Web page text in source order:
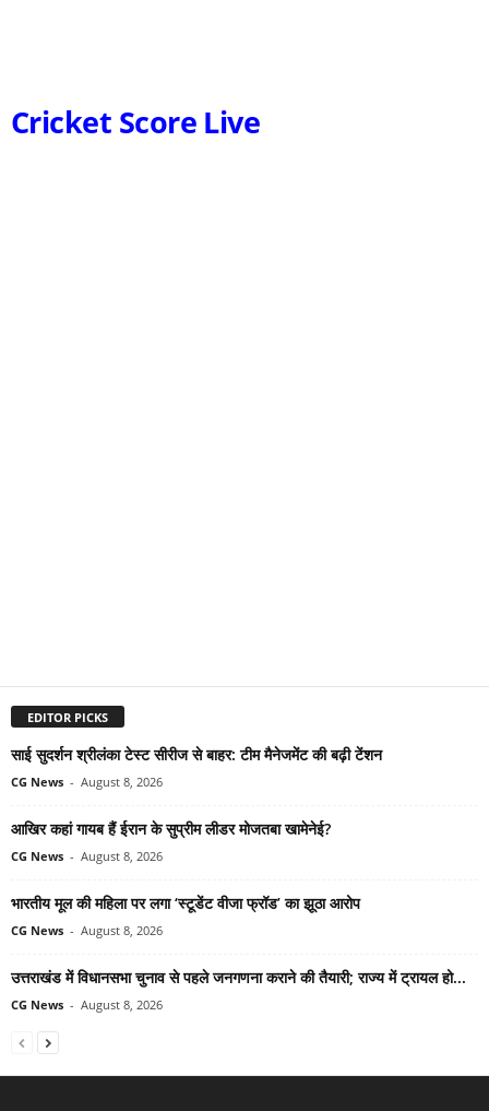
Cricket Score Live
EDITOR PICKS
साई सुदर्शन श्रीलंका टेस्ट सीरीज से बाहर: टीम मैनेजमेंट की बढ़ी टेंशन
CG News - August 8, 2026
आखिर कहां गायब हैं ईरान के सुप्रीम लीडर मोजतबा खामेनेई?
CG News - August 8, 2026
भारतीय मूल की महिला पर लगा ‘स्टूडेंट वीजा फ्रॉड’ का झूठा आरोप
CG News - August 8, 2026
उत्तराखंड में विधानसभा चुनाव से पहले जनगणना कराने की तैयारी; राज्य में ट्रायल हो...
CG News - August 8, 2026